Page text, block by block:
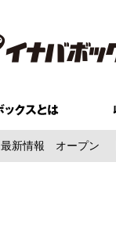
最新情報 オープン